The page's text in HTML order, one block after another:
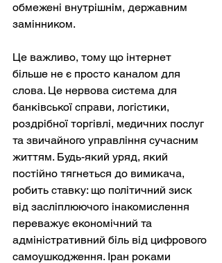
обмежені внутрішнім, державним
замінником.
Це важливо, тому що інтернет
більше не є просто каналом для
слова. Це нервова система для
банківської справи, логістики,
роздрібної торгівлі, медичних послуг
та звичайного управління сучасним
життям. Будь-який уряд, який
постійно тягнеться до вимикача,
робить ставку: що політичний зиск
від засліплюючого інакомислення
переважує економічний та
адміністративний біль від цифрового
самоушкодження. Іран роками